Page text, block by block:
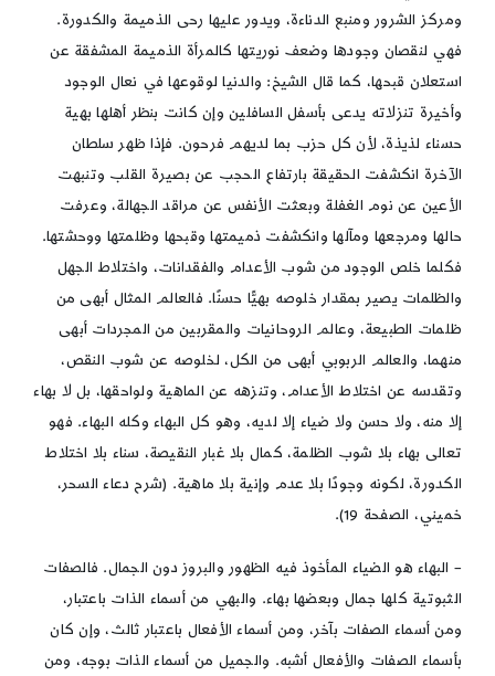
ومركز الشرور ومنبع الدناءة، ويدور عليها رحى الذميمة والكدورة.
فهي لنقصان وجودها وضعف نوريتها كالمرأة الذميمة المشفقة عن
استعلان قبحها، كما قال الشيخ: والدنيا لوقوعها في نعال الوجود
وأخيرة تنزلاته يدعى بأسفل السافلين وإن كانت بنظر أهلها بهية
حسناء لذيذة، لأن كل حزب بما لديهم فرحون. فإذا ظهر سلطان
الآخرة انكشفت الحقيقة بارتفاع الحجب عن بصيرة القلب وتنبهت
الأعين عن نوم الغفلة وبعثت الأنفس عن مراقد الجهالة، وعرفت
حالها ومرجعها ومآلها وانكشفت ذميمتها وقبحها وظلمتها ووحشتها.
فكلما خلص الوجود من شوب الأعدام والفقدانات، واختلاط الجهل
والظلمات يصير بمقدار خلوصه بهيًّا حسنًا. فالعالم المثال أبهى من
ظلمات الطبيعة، وعالم الروحانيات والمقربين من المجردات أبهى
منهما، والعالم الربوبي أبهى من الكل، لخلوصه عن شوب النقص،
وتقدسه عن اختلاط الأعدام، وتنزهه عن الماهية ولواحقها، بل لا بهاء
إلا منه، ولا حسن ولا ضياء إلا لديه، وهو كل البهاء وكله البهاء. فهو
تعالى بهاء بلا شوب الظلمة، كمال بلا غبار النقيصة، سناء بلا اختلاط
الكدورة، لكونه وجودًا بلا عدم وإنية بلا ماهية. (شرح دعاء السحر،
خميني، الصفحة 19).
– البهاء هو الضياء المأخوذ فيه الظهور والبروز دون الجمال. فالصفات
الثبوتية كلها جمال وبعضها بهاء. والبهي من أسماء الذات باعتبار،
ومن أسماء الصفات بآخر، ومن أسماء الأفعال باعتبار ثالث، وإن كان
بأسماء الصفات والأفعال أشبه. والجميل من أسماء الذات بوجه، ومن